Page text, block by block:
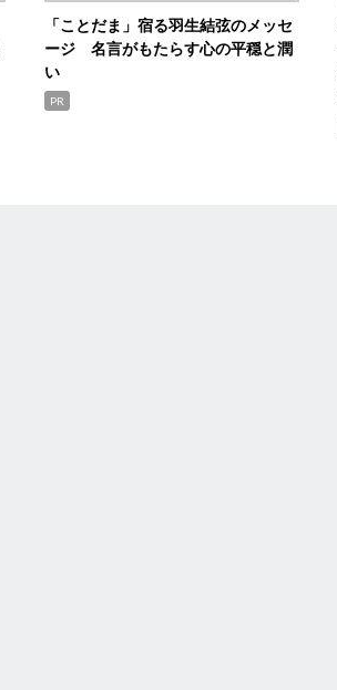
「ことだま」宿る羽生結弦のメッセ
ージ 名言がもたらす心の平穏と潤
い
PR